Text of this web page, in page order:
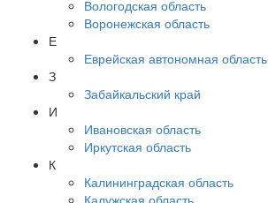
Вологодская область
Воронежская область
Е
Еврейская автономная область
З
Забайкальский край
И
Ивановская область
Иркутская область
К
Калининградская область
Калужская область